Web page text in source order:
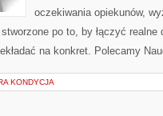
oczekiwania opiekunów,
po to, by łączyć
na konkret. Polecamy
KONDYCJA